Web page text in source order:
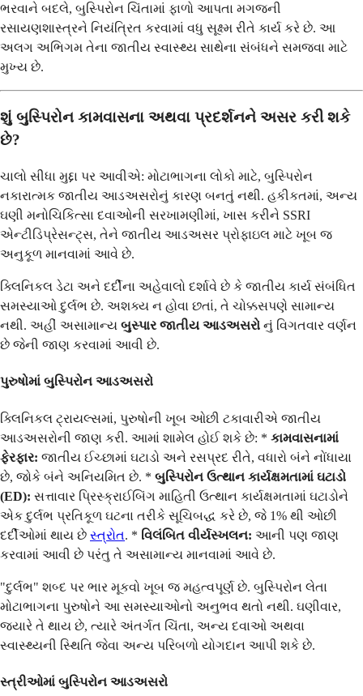
ભરવાને બદલે, બુસ્પિરોન ચિંતામાં ફાળો આપતા મગજની
રસાયણશાસ્ત્રને નિયંત્રિત કરવામાં વધુ સૂક્ષ્મ રીતે કાર્ય કરે છે. આ
અલગ અભિગમ તેના જાતીય સ્વાસ્થ્ય સાથેના સંબંધને સમજવા માટે
મુખ્ય છે.
શું બુસ્પિરોન કામવાસના અથવા પ્રદર્શનને અસર કરી શકે
છે?
ચાલો સીધા મુદ્દા પર આવીએ: મોટાભાગના લોકો માટે, બુસ્પિરોન
નકારાત્મક જાતીય આડઅસરોનું કારણ બનતું નથી. હકીકતમાં, અન્ય
ઘણી મનોચિકિત્સા દવાઓની સરખામણીમાં, ખાસ કરીને SSRI
એન્ટીડિપ્રેસન્ટ્સ, તેને જાતીય આડઅસર પ્રોફાઇલ માટે ખૂબ જ
અનુકૂળ માનવામાં આવે છે.
ક્લિનિકલ ડેટા અને દર્દીના અહેવાલો દર્શાવે છે કે જાતીય કાર્ય સંબંધિત
સમસ્યાઓ દુર્લભ છે. અશક્ય ન હોવા છતાં, તે ચોક્કસપણે સામાન્ય
નથી. અહીં અસામાન્ય બુસ્પાર જાતીય આડઅસરો નું વિગતવાર વર્ણન
છે જેની જાણ કરવામાં આવી છે.
પુરુષોમાં બુસ્પિરોન આડઅસરો
ક્લિનિકલ ટ્રાયલ્સમાં, પુરુષોની ખૂબ ઓછી ટકાવારીએ જાતીય
આડઅસરોની જાણ કરી. આમાં શામેલ હોઈ શકે છે: * કામવાસનામાં
ફેરફાર: જાતીય ઈચ્છામાં ઘટાડો અને રસપ્રદ રીતે, વધારો બંને નોંધાયા
છે, જોકે બંને અનિયમિત છે. * બુસ્પિરોન ઉત્થાન કાર્યક્ષમતામાં ઘટાડો
(ED): સત્તાવાર પ્રિસ્ક્રાઈબિંગ માહિતી ઉત્થાન કાર્યક્ષમતામાં ઘટાડોને
એક દુર્લભ પ્રતિકૂળ ઘટના તરીકે સૂચિબદ્ધ કરે છે, જે 1% થી ઓછી
દર્દીઓમાં થાય છે સ્ત્રોત. * વિલંબિત વીર્યસ્ખલન: આની પણ જાણ
કરવામાં આવી છે પરંતુ તે અસામાન્ય માનવામાં આવે છે.
"દુર્લભ" શબ્દ પર ભાર મૂકવો ખૂબ જ મહત્વપૂર્ણ છે. બુસ્પિરોન લેતા
મોટાભાગના પુરુષોને આ સમસ્યાઓનો અનુભવ થતો નથી. ઘણીવાર,
જ્યારે તે થાય છે, ત્યારે અંતર્ગત ચિંતા, અન્ય દવાઓ અથવા
સ્વાસ્થ્યની સ્થિતિ જેવા અન્ય પરિબળો યોગદાન આપી શકે છે.
સ્ત્રીઓમાં બુસ્પિરોન આડઅસરો